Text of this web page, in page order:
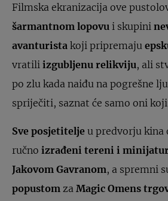
Filmska ekranizacija ove
šarmantnom lopovu i skupini
avanturista koji pripremaju
vratili izgubljenu relikviju, ali
po zlu kada naiđu na pogrešne
spriječiti, saznat će samo oni
Sve posjetitelje u predvorju kina
ručno izrađeni tereni i
Jakovom Gavranom, a spremni
popustom za Magic Omens